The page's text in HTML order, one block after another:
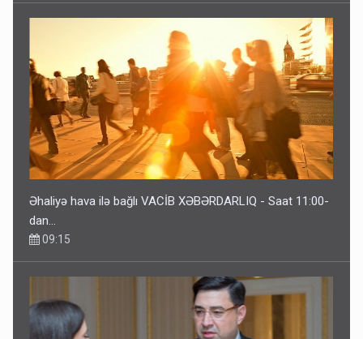
Əhaliyə hava ilə bağlı VACİB XƏBƏRDARLIQ - Saat 11:00-
dan…
09:15